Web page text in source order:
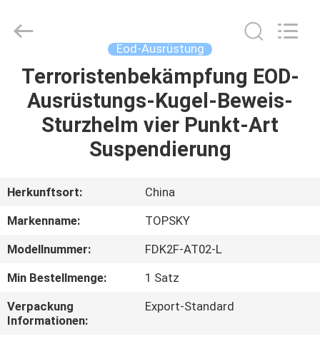
HAUS
PRODUKTE
UNS
AUSFLUG
QUALITÄTSKONTROLLE
Century Holding Co.,Ltd.
Eod-Ausrüstung
Terroristenbekämpfung EOD-
Ausrüstungs-Kugel-Beweis-
Sturzhelm vier Punkt-Art
Suspendierung
Herkunftsort:
China
Markenname:
TOPSKY
Modellnummer:
FDK2F-AT02-L
Min Bestellmenge:
1 Satz
Verpackung
Informationen:
Export-Standard